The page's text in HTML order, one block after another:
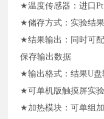
★温度传感器：进口
★储存方式：实验结
★结果输出：同时可
保存输出数据
★输出格式：结果U盘
★可单机版触摸屏实
★ 加热模块：可单组